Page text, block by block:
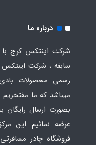
درباره ما
شرکت اینتکس کرج با
سابقه ، شرکت اینتکس
رسمی محصولات
میباشد که ما
بصورت ارسال رایگان
عرضه نمائیم این
فروشگاه چادر